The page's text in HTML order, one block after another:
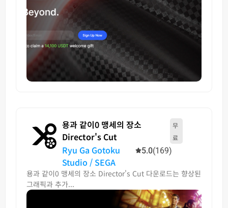
용과 같이0 맹세의 장소
Director's Cut
무
료
Ryu Ga Gotoku
Studio / SEGA
5.0(169)
용과 같이0 맹세의 장소 Director's Cut 다운로드는 향상된
그래픽과 추가...